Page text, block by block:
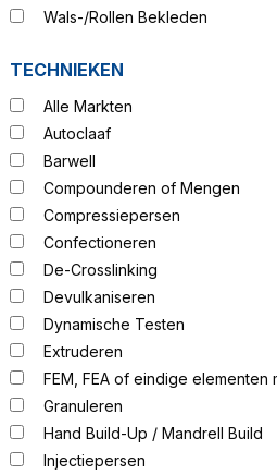
Wals-/Rollen Bekleden
TECHNIEKEN
Alle Markten
Autoclaaf
Barwell
Compounderen of Mengen
Compressiepersen
Confectioneren
De-Crosslinking
Devulkaniseren
Dynamische Testen
Extruderen
FEM, FEA of eindige elementen
Granuleren
Hand Build-Up / Mandrell Build
Injectiepersen